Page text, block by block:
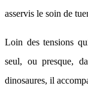
asservis le soin de
Loin des tensions
seul, ou presque,
dinosaures, il